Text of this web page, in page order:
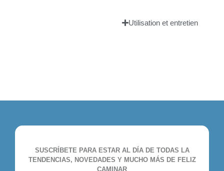
Utilisation et entretien